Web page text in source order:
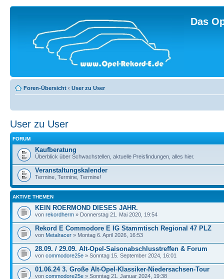
Das
Foren-Übersicht ‹ User zu User
User zu User
FORUM
Kaufberatung
Überblick über Schwachstellen, aktuelle Preisfindungen, alles hier.
Veranstaltungskalender
Termine, Termine, Termine!
AKTIVE THEMEN
KEIN ROERMOND DIESES JAHR.
von rekordherm » Donnerstag 21. Mai 2020, 19:54
Rekord E Commodore E IG Stammtisch Regional 47 PLZ
von Metalracer » Montag 6. April 2026, 16:53
28.09. / 29.09. Alt-Opel-Saisonabschlusstreffen & Forum
von commodore25e » Sonntag 15. September 2024, 16:01
01.06.24 3. Große Alt-Opel-Klassiker-Niedersachsen-Tour
von commodore25e » Sonntag 21. Januar 2024, 19:38